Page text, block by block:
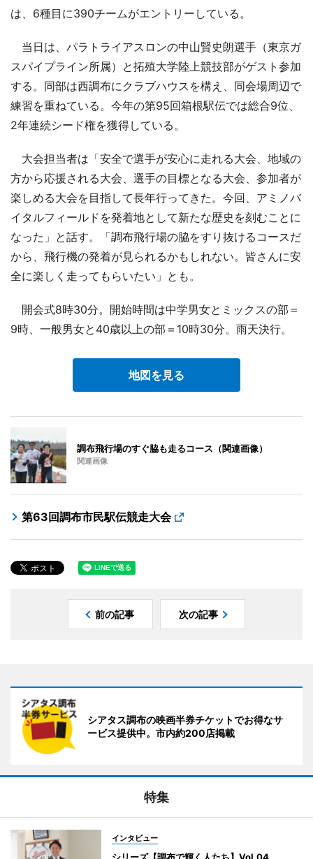
は、6種目に390チームがエントリーしている。
当日は、パラトライアスロンの中山賢史朗選手（東京ガ
スパイプライン所属）と拓殖大学陸上競技部がゲスト参加
する。同部は西調布にクラブハウスを構え、同会場周辺で
練習を重ねている。今年の第95回箱根駅伝では総合9位、
2年連続シード権を獲得している。
大会担当者は「安全で選手が安心に走れる大会、地域の
方から応援される大会、選手の目標となる大会、参加者が
楽しめる大会を目指して長年行ってきた。今回、アミノバ
イタルフィールドを発着地として新たな歴史を刻むことに
なった」と話す。「調布飛行場の脇をすり抜けるコースだ
から、飛行機の発着が見られるかもしれない。皆さんに安
全に楽しく走ってもらいたい」とも。
開会式8時30分。開始時間は中学男女とミックスの部＝
9時、一般男女と40歳以上の部＝10時30分。雨天決行。
地図を見る
調布飛行場のすぐ脇も走るコース（関連画像）
関連画像
第63回調布市民駅伝競走大会
前の記事 次の記事
シアタス調布の映画半券チケットでお得なサ
ービス提供中。市内約200店掲載
特集
インタビュー
シリーズ【調布で輝く人たち】Vol.04